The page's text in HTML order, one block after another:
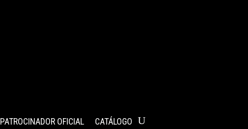
PATROCINADOR OFICIAL CATÁLOGO